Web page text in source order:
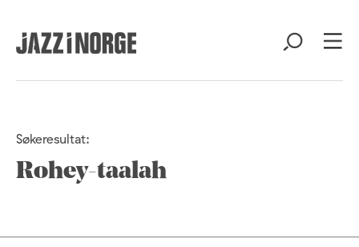
Søkeresultat:
Rohey-taalah